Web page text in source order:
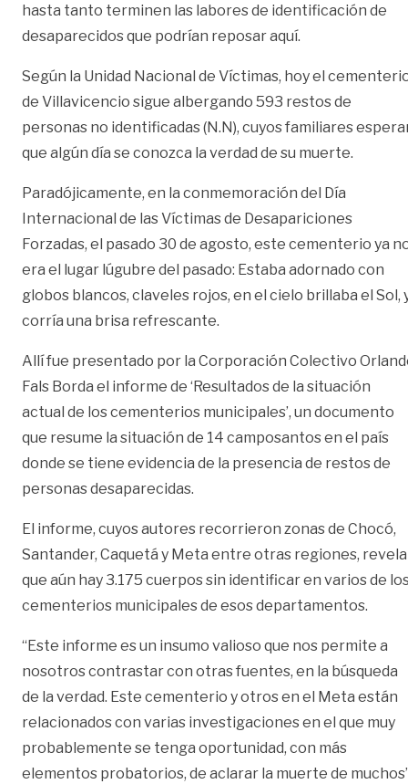
hasta tanto terminen las labores de identificación de
desaparecidos que podrían reposar aquí.
Según la Unidad Nacional de Víctimas, hoy el
de Villavicencio sigue albergando 593 restos de
personas no identificadas (N.N), cuyos familiares
que algún día se conozca la verdad de su muerte.
Paradójicamente, en la conmemoración del Día
Internacional de las Víctimas de Desapariciones
Forzadas, el pasado 30 de agosto, este cementerio ya
era el lugar lúgubre del pasado: Estaba adornado con
globos blancos, claveles rojos, en el cielo brillaba el Sol,
corría una brisa refrescante.
Allí fue presentado por la Corporación Colectivo
Fals Borda el informe de ‘Resultados de la situación
actual de los cementerios municipales’, un documento
que resume la situación de 14 camposantos en el país
donde se tiene evidencia de la presencia de restos de
personas desaparecidas.
El informe, cuyos autores recorrieron zonas de Chocó,
Santander, Caquetá y Meta entre otras regiones, revela
que aún hay 3.175 cuerpos sin identificar en varios de
cementerios municipales de esos departamentos.
“Este informe es un insumo valioso que nos permite a
nosotros contrastar con otras fuentes, en la búsqueda
de la verdad. Este cementerio y otros en el Meta están
relacionados con varias investigaciones en el que muy
probablemente se tenga oportunidad, con más
elementos probatorios, de aclarar la muerte de